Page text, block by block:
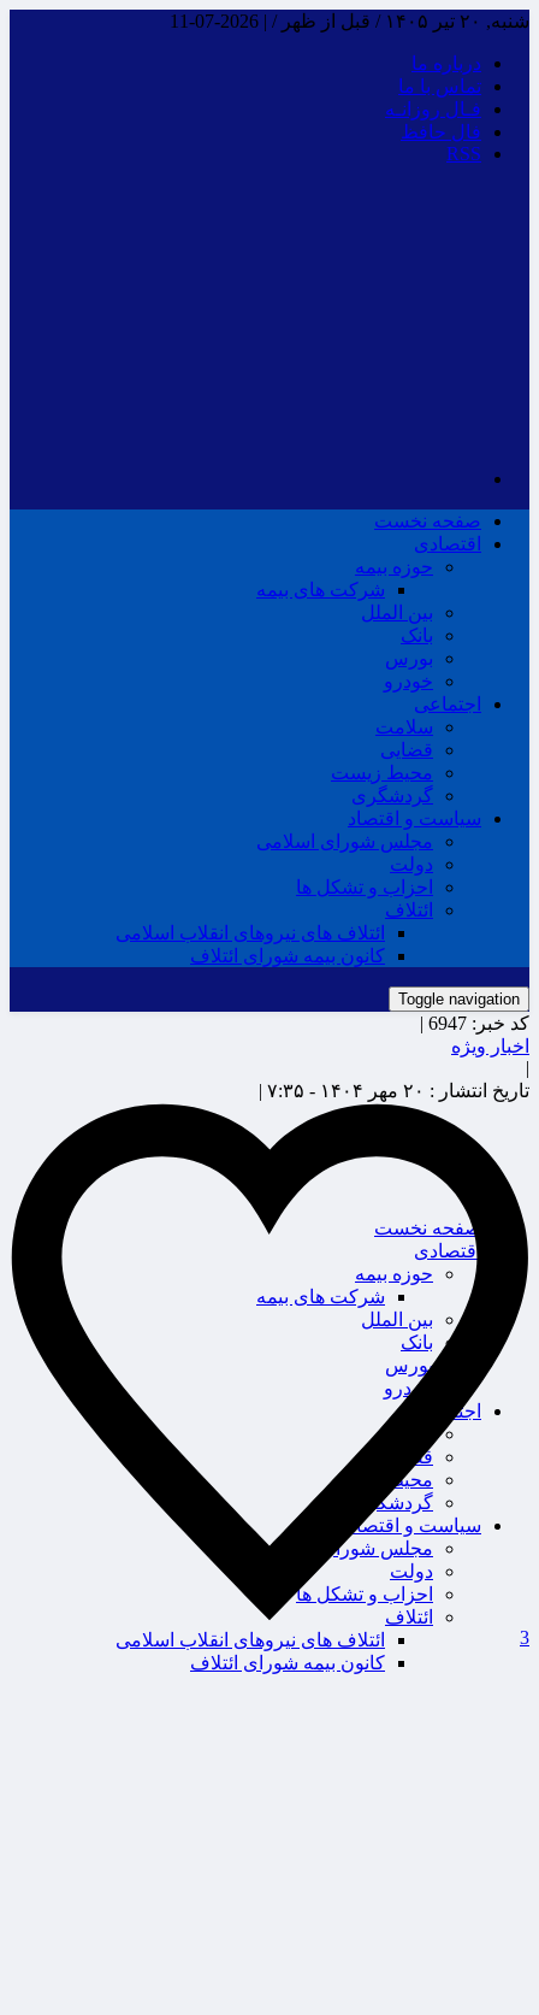
شنبه, ۲۰ تیر ۱۴۰۵ / قبل از ظهر / |
2026-07-11
درباره ما
تماس با ما
فـال روزانـه
فال حافظ
RSS
صفحه نخست
اقتصادی
حوزه بیمه
شرکت های بیمه
بین الملل
بانک
بورس
خودرو
اجتماعی
سلامت
قضایی
محیط زیست
گردشگری
سیاست و اقتصاد
مجلس شورای اسلامی
دولت
احزاب و تشکل ها
ائتلاف
ائتلاف های نیروهای انقلاب اسلامی
کانون بیمه شورای ائتلاف
Toggle navigation
صفحه نخست
اقتصادی
حوزه بیمه
شرکت های بیمه
بین الملل
بانک
بورس
خودرو
اجتماعی
سلامت
قضایی
محیط زیست
گردشگری
سیاست و اقتصاد
مجلس شورای اسلامی
دولت
احزاب و تشکل ها
ائتلاف
ائتلاف های نیروهای انقلاب اسلامی
کانون بیمه شورای ائتلاف
کد خبر: 6947 |
اخبار ویژه
|
تاریخ انتشار : ۲۰ مهر ۱۴۰۴ - ۷:۳۵ |
3